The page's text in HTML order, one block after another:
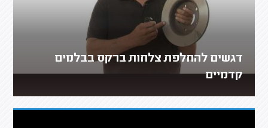
דגשים להחלפת צלחות ברקס בבלמים
קדמיים